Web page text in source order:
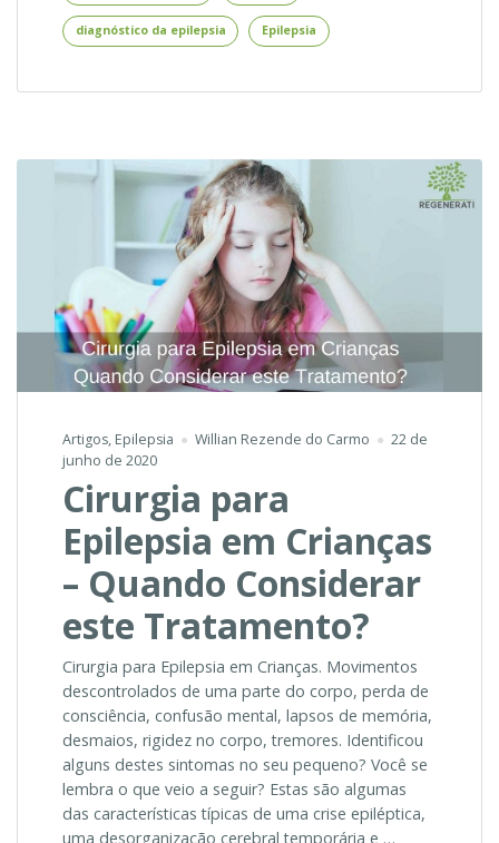
Atenção
ao
diagnóstico da epilepsia Epilepsia
Artigos, Epilepsia Willian Rezende do Carmo
22 de
junho de 2020
Cirurgia para
Epilepsia em Crianças
– Quando Considerar
este Tratamento?
Cirurgia para Epilepsia em Crianças. Movimentos
descontrolados de uma parte do corpo, perda de
consciência, confusão mental, lapsos de memória,
desmaios, rigidez no corpo, tremores. Identificou
alguns destes sintomas no seu pequeno? Você se
lembra o que veio a seguir? Estas são algumas
das características típicas de uma crise epiléptica,
uma desorganização cerebral temporária e …